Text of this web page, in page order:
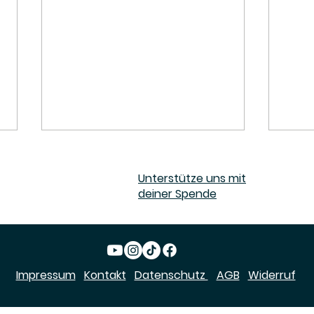
Welcome back to
Wir
Unterstütze uns mit
deiner Spende
Impressum Kontakt Datenschutz AGB Widerruf